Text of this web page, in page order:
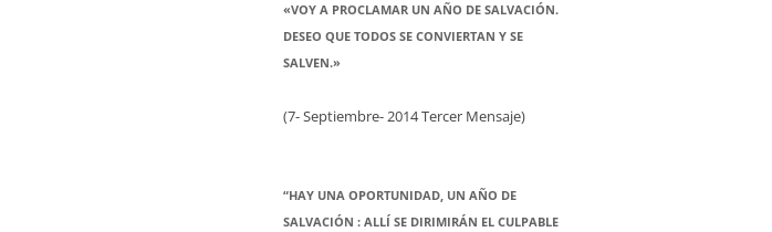
«VOY A PROCLAMAR UN AÑO DE SALVACIÓN.
DESEO QUE TODOS SE CONVIERTAN Y SE
SALVEN.»
(7- Septiembre- 2014 Tercer Mensaje)
“HAY UNA OPORTUNIDAD, UN AÑO DE
SALVACIÓN : ALLÍ SE DIRIMIRÁN EL CULPABLE